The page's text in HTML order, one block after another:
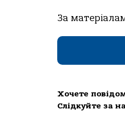
За
Хочете
Слідкуйте за